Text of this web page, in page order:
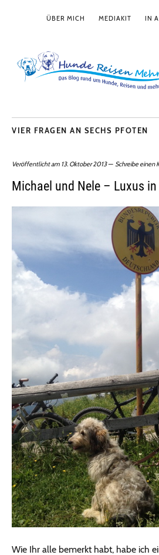
ÜBER MICH MEDIAKIT IN
VIER FRAGEN AN SECHS PFOTEN
Veröffentlicht am 13. Oktober 2013 Schreibe einen
Michael und Nele – Luxus
Wie Ihr alle bemerkt habt, habe ich